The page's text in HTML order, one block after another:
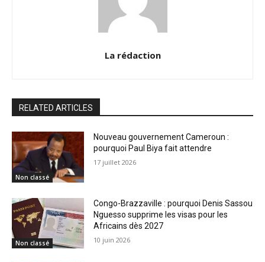
La rédaction
RELATED ARTICLES
Non classé
Nouveau gouvernement Cameroun :
pourquoi Paul Biya fait attendre
17 juillet 2026
Non classé
Congo-Brazzaville : pourquoi Denis Sassou
Nguesso supprime les visas pour les
Africains dès 2027
10 juin 2026